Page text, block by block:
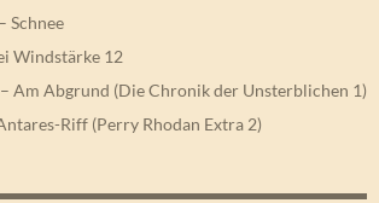
Schnee
Windstärke 12
Am Abgrund (Die Chronik der Unsterblichen 1)
Riff (Perry Rhodan Extra 2)